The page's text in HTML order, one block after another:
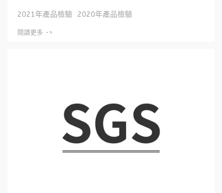
2021年產品檢驗 2020年產品檢驗
閱讀更多 ->